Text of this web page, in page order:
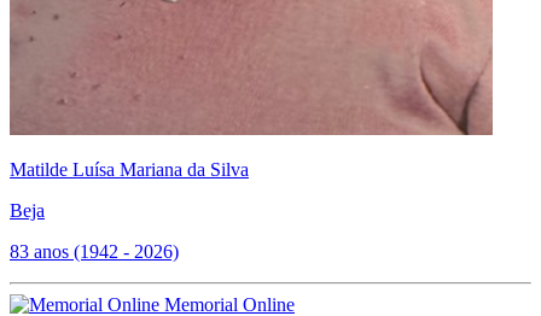
Matilde Luísa Mariana da Silva
Beja
83 anos (1942 - 2026)
Memorial Online